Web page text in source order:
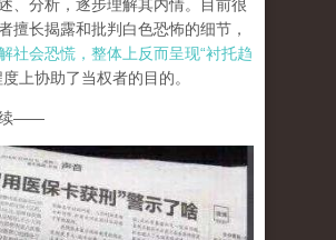
、分析，逐步理解其内情。目前很
擅长揭露和批判白色恐怖的细节，
社会恐慌，整体上反而呈现“衬托趋
度上协助了当权者的目的。
——